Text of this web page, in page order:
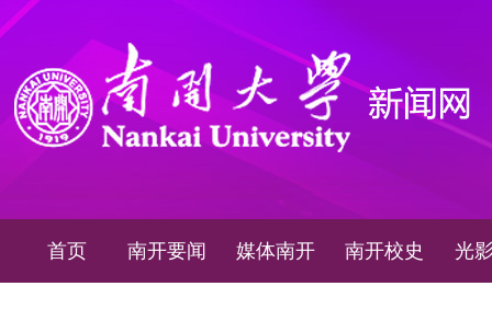
首页 南开要闻 媒体南开 南开校史 光